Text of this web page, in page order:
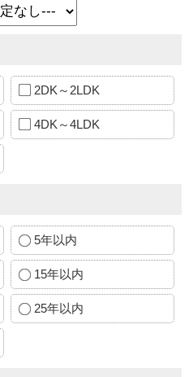
2DK～2LDK
4DK～4LDK
5年以内
15年以内
25年以内